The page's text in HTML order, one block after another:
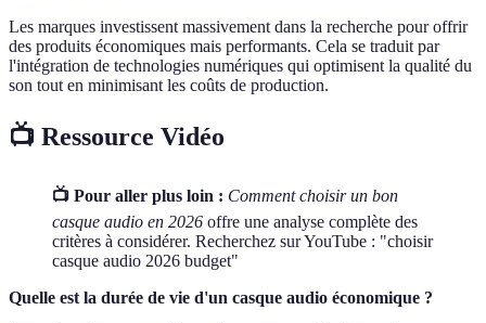
Les marques investissent massivement dans la recherche pour offrir
des produits économiques mais performants. Cela se traduit par
l'intégration de technologies numériques qui optimisent la qualité du
son tout en minimisant les coûts de production.
📺 Ressource Vidéo
📺 Pour aller plus loin : Comment choisir un bon
casque audio en 2026 offre une analyse complète des
critères à considérer. Recherchez sur YouTube : "choisir
casque audio 2026 budget"
Quelle est la durée de vie d'un casque audio économique ?